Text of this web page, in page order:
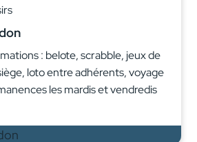
: belote, scrabble, jeux de
loto entre adhérents, voyage
les mardis et vendredis